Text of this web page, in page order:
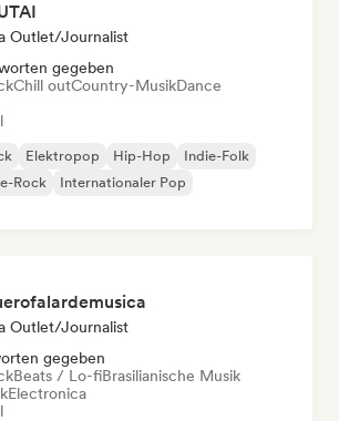
Outlet/Journalist
gegeben
Chill outCountry-MusikDance
Elektropop Hip-Hop
Indie-Folk
Rock
Internationaler Pop
Outlet/Journalist
gegeben
Beats / Lo-fiBrasilianische Musik
Electronica